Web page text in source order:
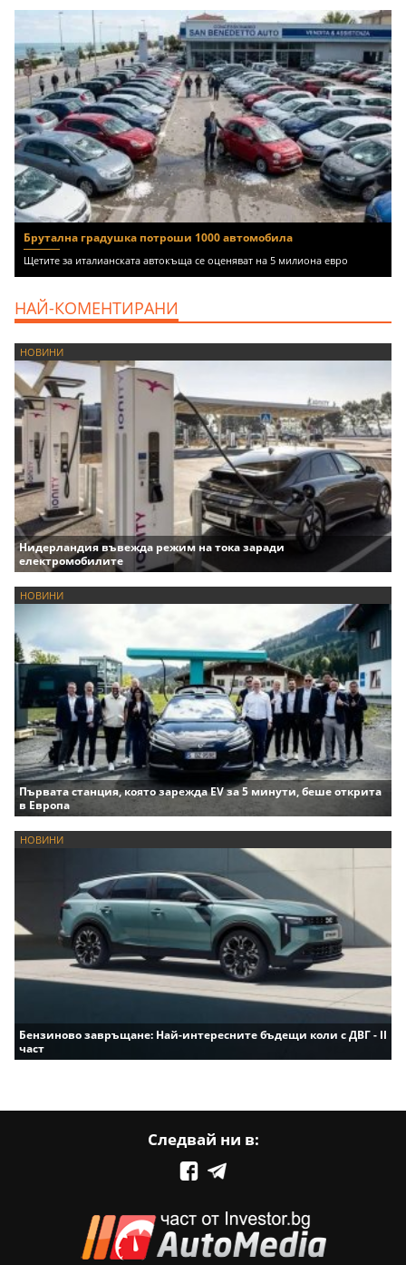
Брутална градушка потроши 1000 автомобила
Щетите за италианската автокъща се оценяват на 5 милиона евро
НАЙ-КОМЕНТИРАНИ
НОВИНИ
Нидерландия въвежда режим на тока заради
електромобилите
НОВИНИ
Първата станция, която зарежда EV за 5 минути, беше открита
в Европа
НОВИНИ
Бензиново завръщане: Най-интересните бъдещи коли с ДВГ - II
част
Следвай ни в: